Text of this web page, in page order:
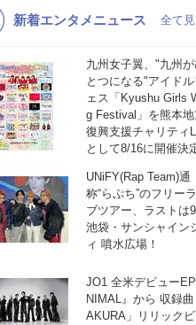
K-POP 演歌・歌謡
洋楽
VTuber ディズニー
新着エンタメニュース 全て
九州女子翼、"九州が
とつになる"アイドル
ェス「Kyushu Girls
g Festival」を熊本
復興支援チャリティ
として8/16に開催決
UNiFY(Rap Team)通
称“らぷち”のフリー
ブツアー、ラストは
池袋・サンシャイン
ィ 噴水広場！
JO1 全米デビュー
NIMAL』から 収録
AKURA」リリック